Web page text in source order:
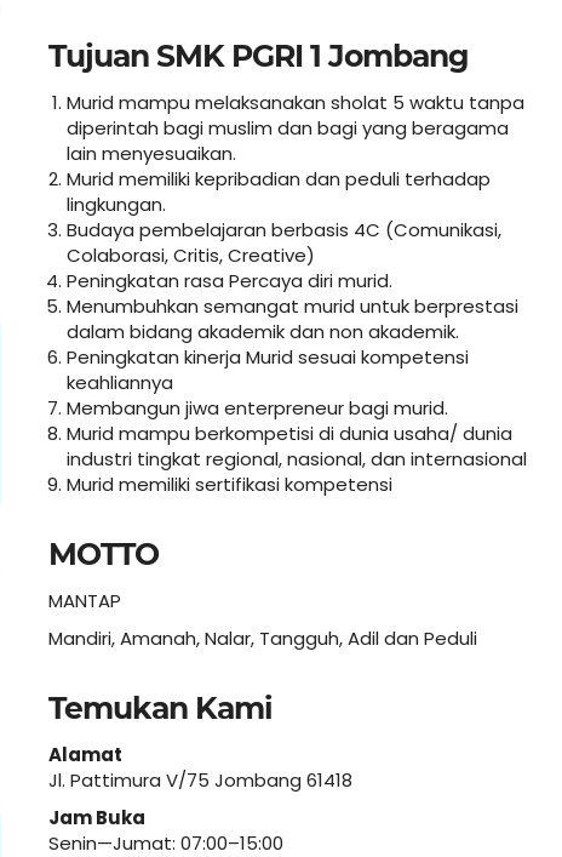
Tujuan SMK PGRI 1 Jombang
Murid mampu melaksanakan sholat 5 waktu tanpa
diperintah bagi muslim dan bagi yang beragama
lain menyesuaikan.
Murid memiliki kepribadian dan peduli terhadap
lingkungan.
Budaya pembelajaran berbasis 4C (Comunikasi,
Colaborasi, Critis, Creative)
Peningkatan rasa Percaya diri murid.
Menumbuhkan semangat murid untuk berprestasi
dalam bidang akademik dan non akademik.
Peningkatan kinerja Murid sesuai kompetensi
keahliannya
Membangun jiwa enterpreneur bagi murid.
Murid mampu berkompetisi di dunia usaha/ dunia
industri tingkat regional, nasional, dan internasional
Murid memiliki sertifikasi kompetensi
MOTTO
MANTAP
Mandiri, Amanah, Nalar, Tangguh, Adil dan Peduli
Temukan Kami
Alamat
Jl. Pattimura V/75 Jombang 61418
Jam Buka
Senin—Jumat: 07:00–15:00